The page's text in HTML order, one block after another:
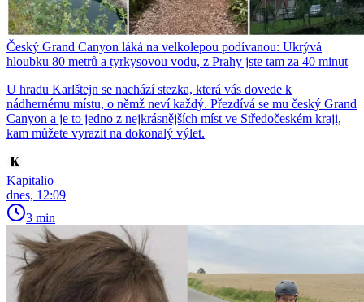
Český Grand Canyon láká na velkolepou podívanou: Ukrývá
hloubku 80 metrů a tyrkysovou vodu, z Prahy jste tam za 40 minut
U hradu Karlštejn se nachází stezka, která vás dovede k
nádhernému místu, o němž neví každý. Přezdívá se mu český Grand
Canyon a je to jedno z nejkrásnějších míst ve Středočeském kraji,
kam můžete vyrazit na dokonalý výlet.
Kapitalio
dnes, 12:09
3 min